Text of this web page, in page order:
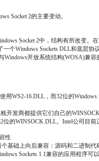
Socket 2的主要变动。
Socket 2中，结构有所改变。
一个Windows Sockets DLL和底层
Windows开放系统结构(WOSA)兼容
用WS2-16.DLL，而32位的
开发商都提供它们自己的
的WINSOCK.DLL。Intel公司目前
性
个基础上向后兼容：源码和二进制
Sockets 1.1兼容的应用程序可